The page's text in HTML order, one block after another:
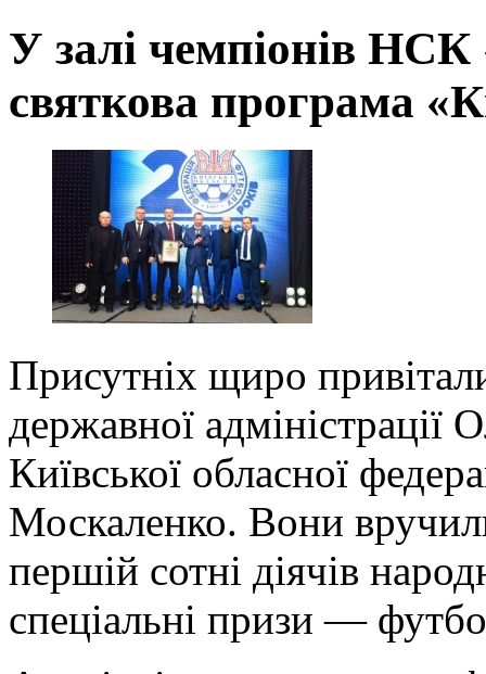
У залі чемпіонів НСК
святкова програма
Присутніх щиро
державної адміністрації
Київської обласної
Москаленко. Вони
першій сотні діячів
спеціальні призи —